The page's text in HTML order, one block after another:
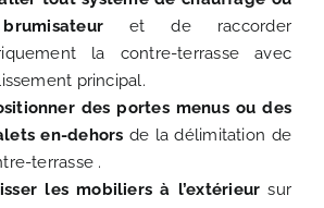
et de raccorder
la contre-terrasse avec
principal.
des portes menus ou des
en-dehors de la délimitation de
terrasse .
les mobiliers à l’extérieur sur